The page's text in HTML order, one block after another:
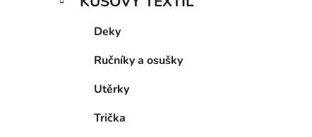
Deky
Ručníky a osušky
Utěrky
Trička